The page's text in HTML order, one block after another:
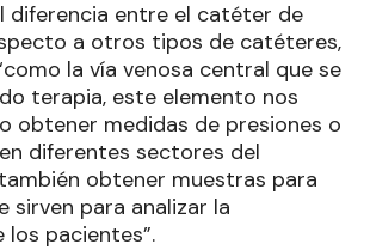
diferencia entre el catéter de
a otros tipos de catéteres,
la vía venosa central que se
terapia, este elemento nos
obtener medidas de presiones o
diferentes sectores del
obtener muestras para
sirven para analizar la
los pacientes”.